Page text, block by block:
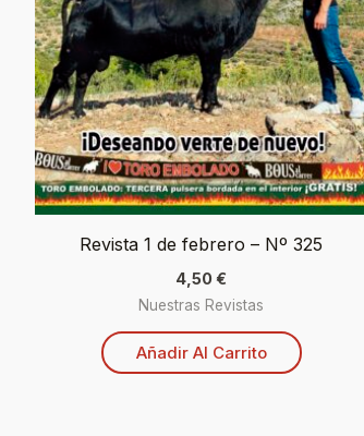
Revista 1 de febrero – Nº 325
4,50€
Nuestras Revistas
Añadir Al Carrito